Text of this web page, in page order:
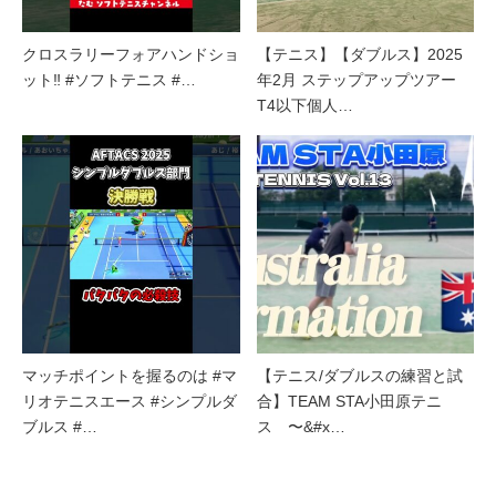
クロスラリーフォアハンドショ
ット‼︎ #ソフトテニス #…
【テニス】【ダブルス】2025
年2月 ステップアップツアー
T4以下個人…
マッチポイントを握るのは #マ
リオテニスエース #シンプルダ
ブルス #…
【テニス/ダブルスの練習と試
合】TEAM STA小田原テニ
ス 〜&#x…